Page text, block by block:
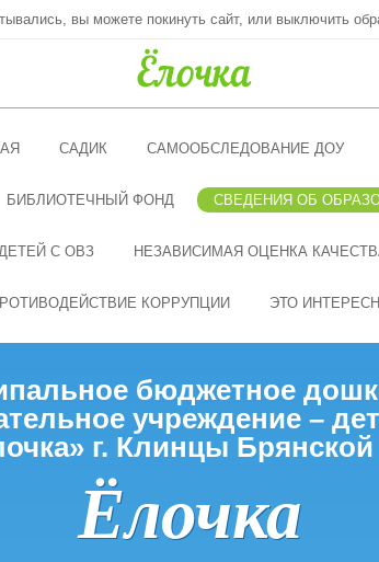
вы можете покинуть сайт, или выключить
САДИК САМООБСЛЕДОВАНИЕ ДОУ
БИБЛИОТЕЧНЫЙ ФОНД СВЕДЕНИЯ ОБ
С ОВЗ НЕЗАВИСИМАЯ ОЦЕНКА
КОРРУПЦИИ ЭТО
бюджетное
учреждение –
г. Клинцы Брянской
Ёлочка